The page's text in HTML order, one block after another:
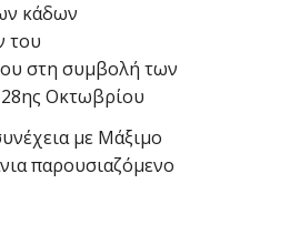
κάδων
του
στη συμβολή των
Οκτωβρίου
με Μάξιμο
παρουσιαζόμενο